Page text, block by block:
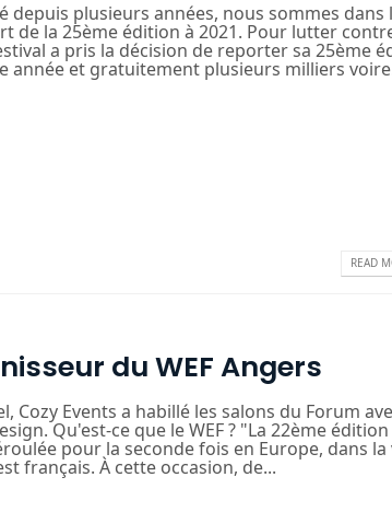
depuis plusieurs années, nous sommes dans
de la 25ème édition à 2021. Pour lutter
a pris la décision de reporter sa 25ème
année et gratuitement plusieurs milliers
READ
du WEF Angers
Cozy Events a habillé les salons du Forum
Qu'est-ce que le WEF ? "La 22ème
pour la seconde fois en Europe, dans la
français. À cette occasion, de...